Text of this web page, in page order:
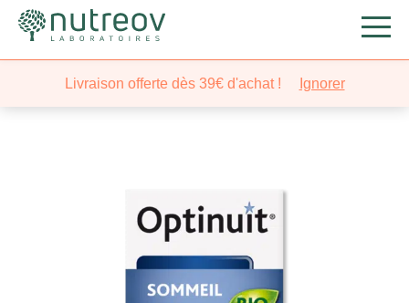
Livraison offerte dès 39€ d'achat ! Ignorer